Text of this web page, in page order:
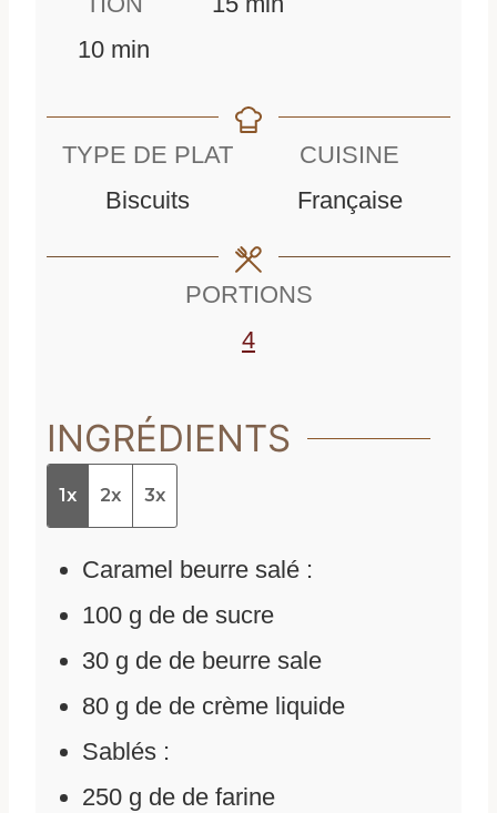
10m
n
u
min
u
s
t
e
TYPE DE PLAT
Biscuits
CUISINE
Française
PORTIONS
4
INGRÉDIENTS
1x 2x 3x
Caramel beurre salé :
100 g de de sucre
30 g de de beurre sale
80 g de de crème liquide
Sablés :
250 g de de farine